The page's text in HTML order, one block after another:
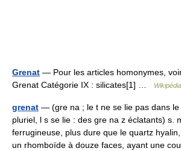
Grenat — Pour les articles homonymes,
Grenat Catégorie IX : silicates[1] …
grenat — (gre na ; le t ne se lie pas dans
pluriel, l s se lie : des gre na z éclatants) s.
ferrugineuse, plus dure que le quartz
un rhomboïde à douze faces, ayant une